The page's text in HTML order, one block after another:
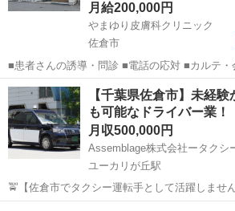
月給200,000円
やまゆり皮膚科クリニック
佐倉市
■患者さんの誘導・問診 ■電話の応対 ■カルテ・会計などのPC入力 ■
院内清掃 ■院長・看護師のサポート など 当院のお仕事にはマニュア
ルはありませんが、 その分、良いと思ったこ
す！ 患者さん...
千葉 佐倉市 その他
【千葉県佐倉市】未経
も可能なドライバー業！
月収500,000円
Assemblage株式会社ータクシ
ユーカリが丘駅
🚖【佐倉市でタクシー運転手として活躍しませ
元密着型」の営業を行っており、佐倉駅・京成